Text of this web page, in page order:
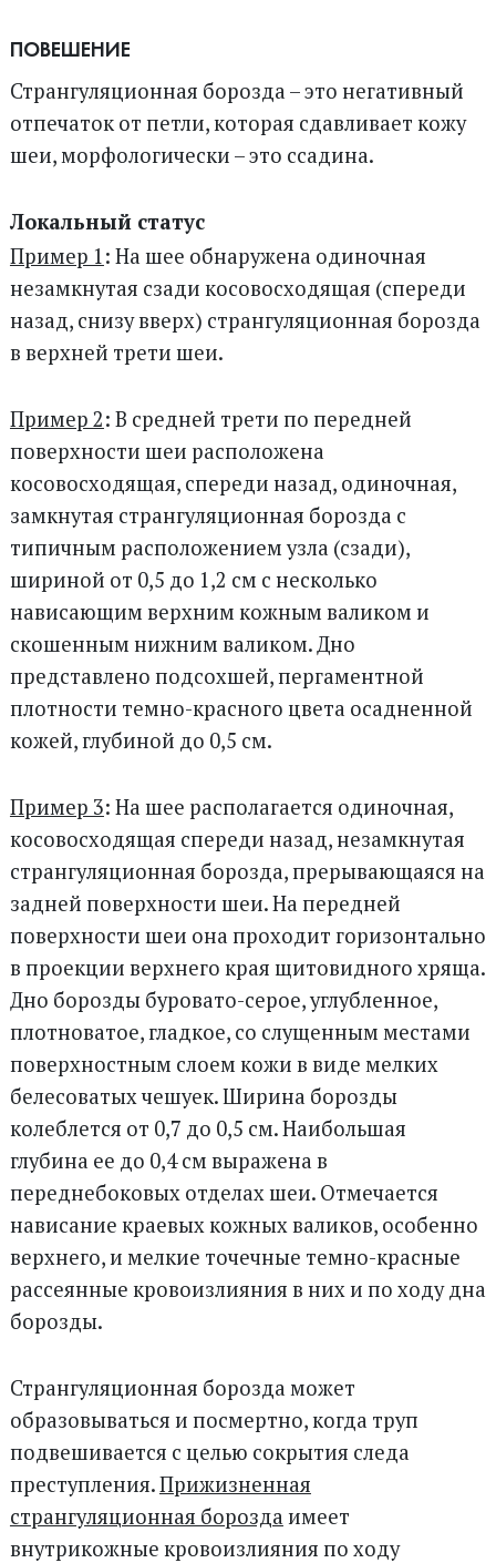
ПОВЕШЕНИЕ
Странгуляционная борозда – это негативный
отпечаток от петли, которая сдавливает кожу
шеи, морфологически – это ссадина.
Локальный статус
Пример 1: На шее обнаружена одиночная
незамкнутая сзади косовосходящая (спереди
назад, снизу вверх) странгуляционная борозда
в верхней трети шеи.
Пример 2: В средней трети по передней
поверхности шеи расположена
косовосходящая, спереди назад, одиночная,
замкнутая странгуляционная борозда с
типичным расположением узла (сзади),
шириной от 0,5 до 1,2 см с несколько
нависающим верхним кожным валиком и
скошенным нижним валиком. Дно
представлено подсохшей, пергаментной
плотности темно-красного цвета осадненной
кожей, глубиной до 0,5 см.
Пример 3: На шее располагается одиночная,
косовосходящая спереди назад, незамкнутая
странгуляционная борозда, прерывающаяся на
задней поверхности шеи. На передней
поверхности шеи она проходит горизонтально
в проекции верхнего края щитовидного хряща.
Дно борозды буровато-серое, углубленное,
плотноватое, гладкое, со слущенным местами
поверхностным слоем кожи в виде мелких
белесоватых чешуек. Ширина борозды
колеблется от 0,7 до 0,5 см. Наибольшая
глубина ее до 0,4 см выражена в
переднебоковых отделах шеи. Отмечается
нависание краевых кожных валиков, особенно
верхнего, и мелкие точечные темно-красные
рассеянные кровоизлияния в них и по ходу дна
борозды.
Странгуляционная борозда может
образовываться и посмертно, когда труп
подвешивается с целью сокрытия следа
преступления.Прижизненная
странгуляционная борозда имеет
внутрикожные кровоизлияния по ходу